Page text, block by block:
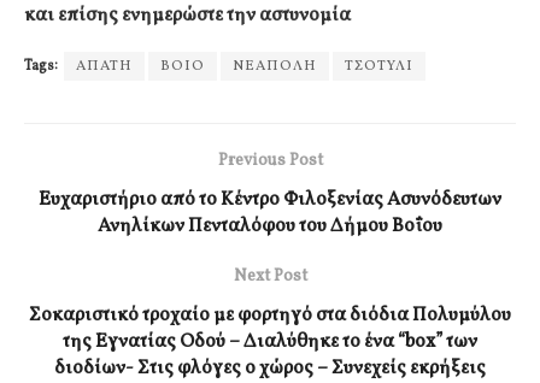
και επίσης ενημερώστε την αστυνομία
Tags: ΑΠΑΤΗ ΒΟΙΟ ΝΕΑΠΟΛΗ ΤΣΟΤΥΛΙ
Previous Post
Ευχαριστήριο από το Κέντρο Φιλοξενίας Ασυνόδευτων
Ανηλίκων Πενταλόφου του Δήμου Βοΐου
Next Post
Σοκαριστικό τροχαίο με φορτηγό στα διόδια Πολυμύλου
της Εγνατίας Οδού – Διαλύθηκε το ένα “box” των
διοδίων- Στις φλόγες ο χώρος – Συνεχείς εκρήξεις